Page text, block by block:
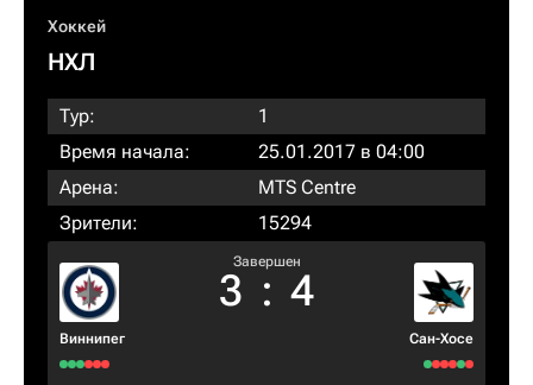
Хоккей
НХЛ
Тур:
1
Время начала:
25.01.2017 в 04:00
Арена:
MTS Centre
Зрители:
15294
Виннипег
Завершен
3 : 4
Сан-Хосе